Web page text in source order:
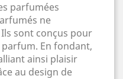
parfumées
ne
sont conçus pour
En fondant,
ainsi plaisir
au design de